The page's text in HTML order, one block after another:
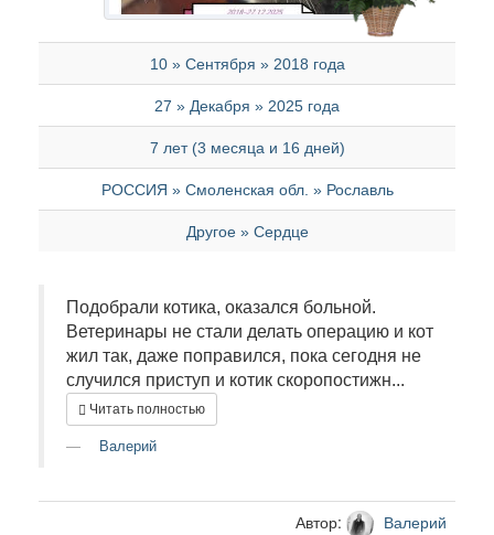
10 » Сентября » 2018 года
27 » Декабря » 2025 года
7 лет (3 месяца и 16 дней)
РОССИЯ » Смоленская обл. » Рославль
Другое » Сердце
Подобрали котика, оказался больной.
Ветеринары не стали делать операцию и кот
жил так, даже поправился, пока сегодня не
случился приступ и котик скоропостижн...
Читать полностью
Валерий
Автор: Валерий